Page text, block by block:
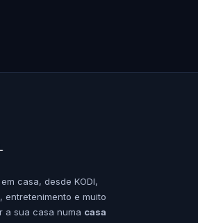
casa, desde KODI,
entretenimento e muito
a sua casa numa casa